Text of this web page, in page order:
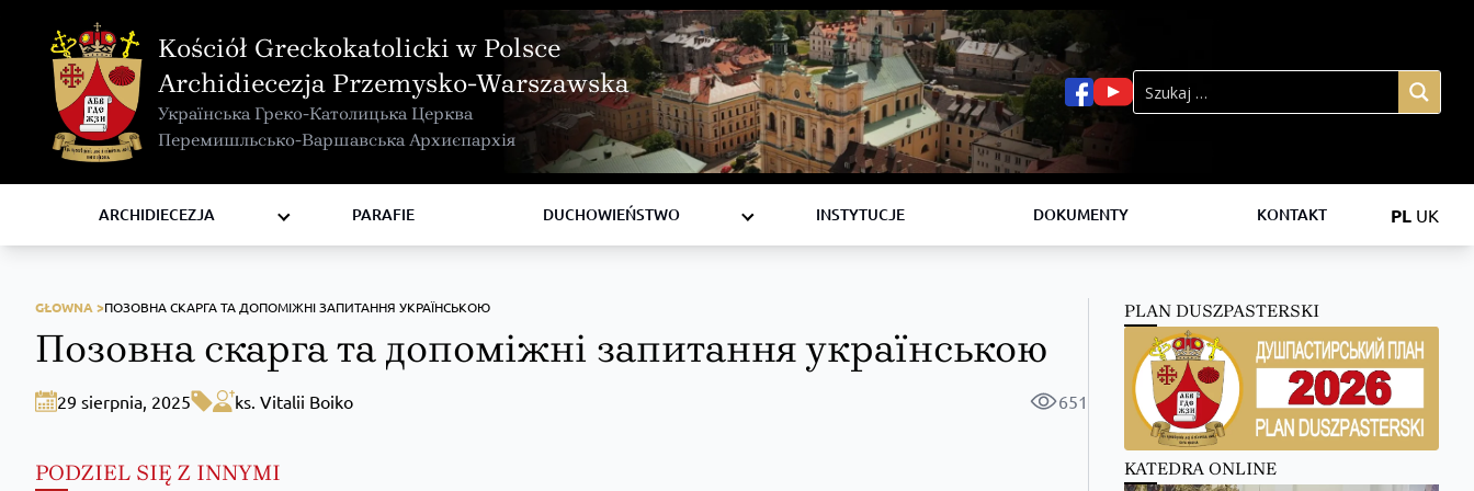
Kościół Greckokatolicki w Polsce
Archidiecezja Przemysko-Warszawska
Українська Греко-Католицька Церква
Перемишльсько-Варшавська Архиєпархія
ARCHIDIECEZJA
KURIA METROPOLITALNA
KAPITUŁA
KOMISJE I WYDZIAŁY
RADY
ZAKONY I ZGROMADZENIA
PARAFIE
DUCHOWIEŃSTWO
BISKUPI
KSIĘŻA
INSTYTUCJE
DOKUMENTY KONTAKT PL UK
GŁOWNA >ПОЗОВНА СКАРГА ТА ДОПОМІЖНІ ЗАПИТАННЯ УКРАЇНСЬКОЮ
Позовна скарга та допоміжні запитання українською
29 sierpnia, 2025 ks. Vitalii Boiko 651
PODZIEL SIĘ Z INNYMI
PLAN DUSZPASTERSKI
KATEDRA ONLINE